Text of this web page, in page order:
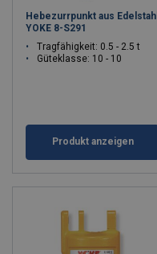
Hebezurrpunkt aus Edelstahl
YOKE 8-S291
Tragfähigkeit: 0.5 - 2.5 t
Güteklasse: 10 - 10
Produkt anzeigen